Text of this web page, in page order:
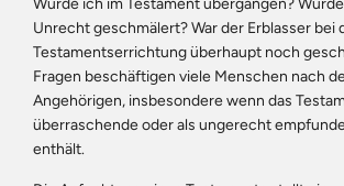
Wurde ich im Testament übergangen?
Unrecht geschmälert? War der Erblasser bei
Testamentserrichtung überhaupt noch
Fragen beschäftigen viele Menschen nach
Angehörigen, insbesondere wenn das
überraschende oder als ungerecht
enthält.